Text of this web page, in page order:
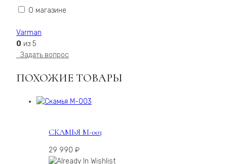
О магазине
Varman
0 из 5
Задать вопрос
ПОХОЖИЕ ТОВАРЫ
СКАМЬЯ М-003
29 990 ₽